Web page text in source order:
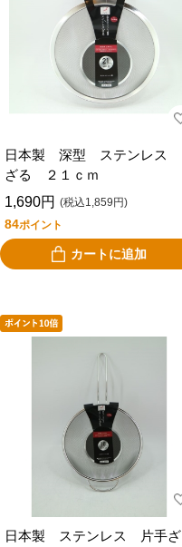
日本製 深型 ステンレス
ざる ２１ｃｍ
1,690円 (税込1,859円)
84ポイント
カートに追加
日本製 ステンレス 片手ざ